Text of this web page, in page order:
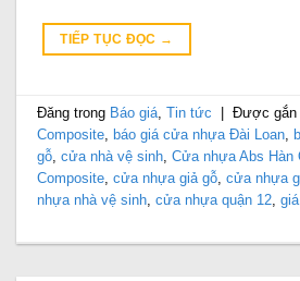
TIẾP TỤC ĐỌC →
Đăng trong Báo giá ,Tin tức Được gắn
Composite
báo giá cửa nhựa Đài Loan
gỗ ,cửa nhà vệ sinh ,Cửa nhựa Abs Hàn
Composite ,cửa nhựa giả gỗ ,cửa nhựa
nhựa nhà vệ sinh ,cửa nhựa quận 12 ,